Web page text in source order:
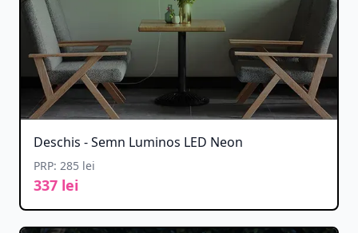
Deschis - Semn Luminos LED Neon
PRP: 285 lei
337 lei